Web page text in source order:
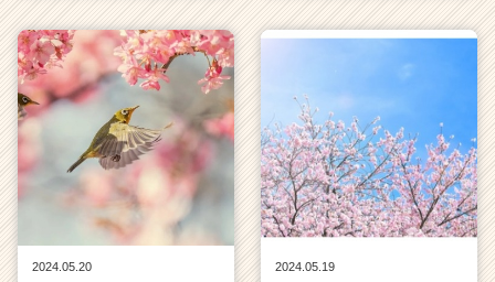
2024.05.20
2024.05.19